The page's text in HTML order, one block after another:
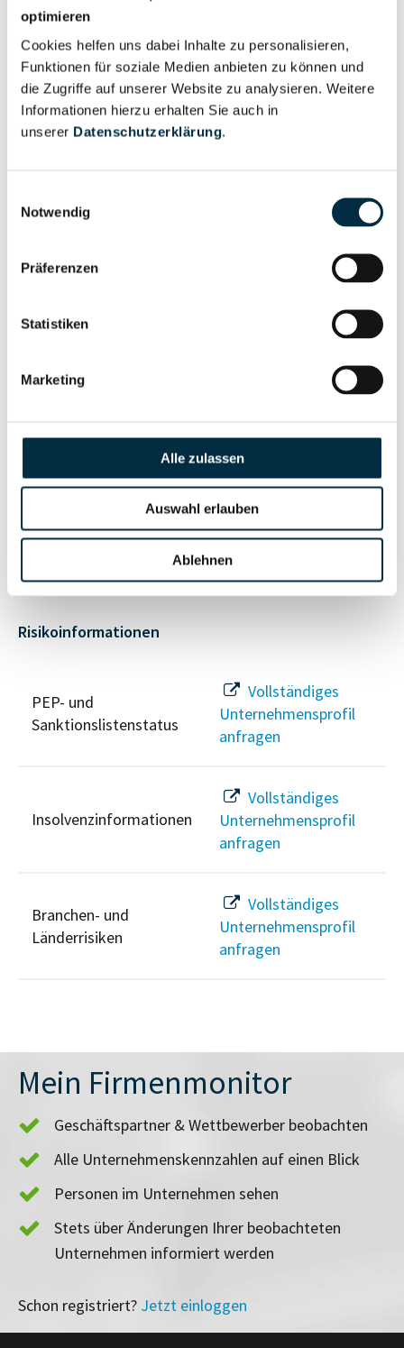
optimieren
Cookies helfen uns dabei Inhalte zu personalisieren,
Funktionen für soziale Medien anbieten zu können und
die Zugriffe auf unserer Website zu analysieren. Weitere
Informationen hierzu erhalten Sie auch in
unserer Datenschutzerklärung.
Notwendig
Präferenzen
Statistiken
Marketing
Alle zulassen
Auswahl erlauben
Ablehnen
Geschäftsführer (2)
Wirtschaftlich
Berechtigter
Vollständiges
Unternehmensprofil
anfragen
Eigentums- und Kontrollstruktur
Vollständiges
Unternehmensprofil
Vollständiges
anfragen
Berechtigten Pfad
anfragen
Risikoinformationen
PEP- und
Sanktionslistenstatus
Vollständiges
Unternehmensprofil
anfragen
Insolvenzinformationen
Vollständiges
Unternehmensprofil
anfragen
Branchen- und
Länderrisiken
Vollständiges
Unternehmensprofil
anfragen
Mein Firmenmonitor
Geschäftspartner & Wettbewerber beobachten
Alle Unternehmenskennzahlen auf einen Blick
Personen im Unternehmen sehen
Stets über Änderungen Ihrer beobachteten
Unternehmen informiert werden
Schon registriert? Jetzt einloggen